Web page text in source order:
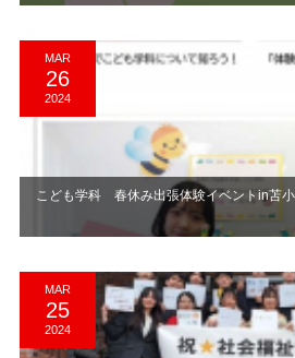
MAR
26
2024
こども学科 春休み出張体験イベントin苫
MAR
25
2024